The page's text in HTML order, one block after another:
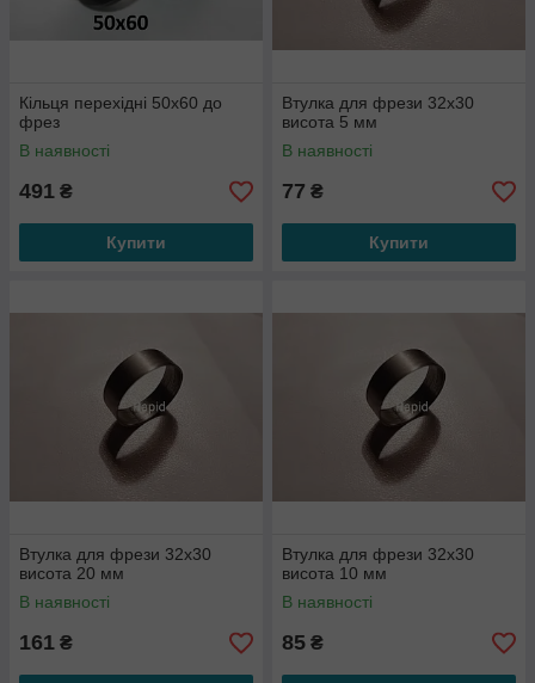
Кільця перехідні 50x60 до
фрез
В наявності
491 ₴
Купити
Втулка для фрези 32x30
висота 5 мм
В наявності
77 ₴
Купити
Втулка для фрези 32x30
висота 20 мм
В наявності
161 ₴
Втулка для фрези 32x30
висота 10 мм
В наявності
85 ₴